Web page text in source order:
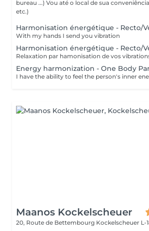
bureau ...) Vou até o local de sua conveniência (casa, escritório,
etc.)
Harmonisation énergétique - Recto/
With my hands I send you vibration
Harmonisation énergétique - Recto/
Energy harmonization - One Body
Maanos Kockelscheuer
20, Route de Bettembourg Kockelscheuer L-